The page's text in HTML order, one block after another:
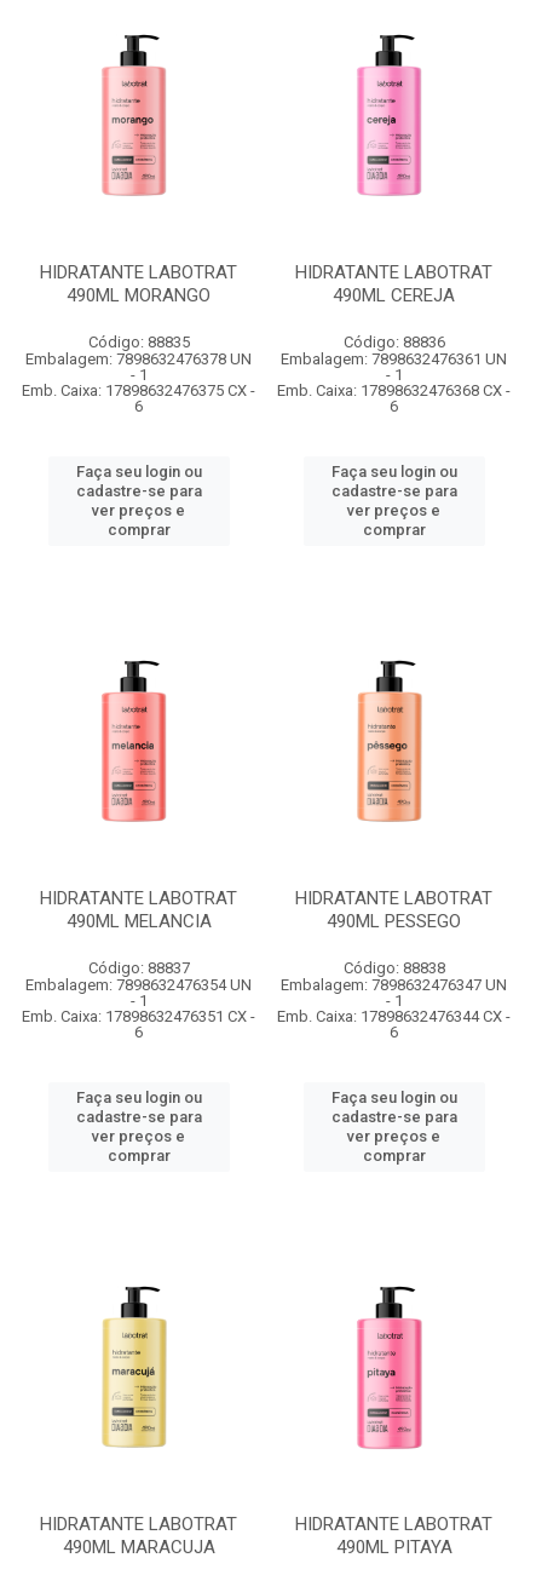
HIDRATANTE LABOTRAT
490ML MORANGO
Código: 88835
Embalagem: 7898632476378 UN
- 1
Emb. Caixa: 17898632476375 CX -
6
Faça seu login ou
cadastre-se para
ver preços e
comprar
HIDRATANTE LABOTRAT
490ML CEREJA
Código: 88836
Embalagem: 7898632476361 UN
- 1
Emb. Caixa: 17898632476368 CX -
6
Faça seu login ou
cadastre-se para
ver preços e
comprar
HIDRATANTE LABOTRAT
490ML MELANCIA
Código: 88837
Embalagem: 7898632476354 UN
- 1
Emb. Caixa: 17898632476351 CX -
6
Faça seu login ou
cadastre-se para
ver preços e
comprar
HIDRATANTE LABOTRAT
490ML PESSEGO
Código: 88838
Embalagem: 7898632476347 UN
- 1
Emb. Caixa: 17898632476344 CX -
6
Faça seu login ou
cadastre-se para
ver preços e
comprar
HIDRATANTE LABOTRAT
490ML MARACUJA
HIDRATANTE LABOTRAT
490ML PITAYA